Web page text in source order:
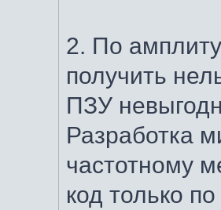
2. По
получить
ПЗУ
Разработка
частотному
код только